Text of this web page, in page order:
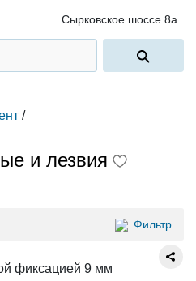
Сырковское шоссе 8а
/
и лезвия
Фильтр